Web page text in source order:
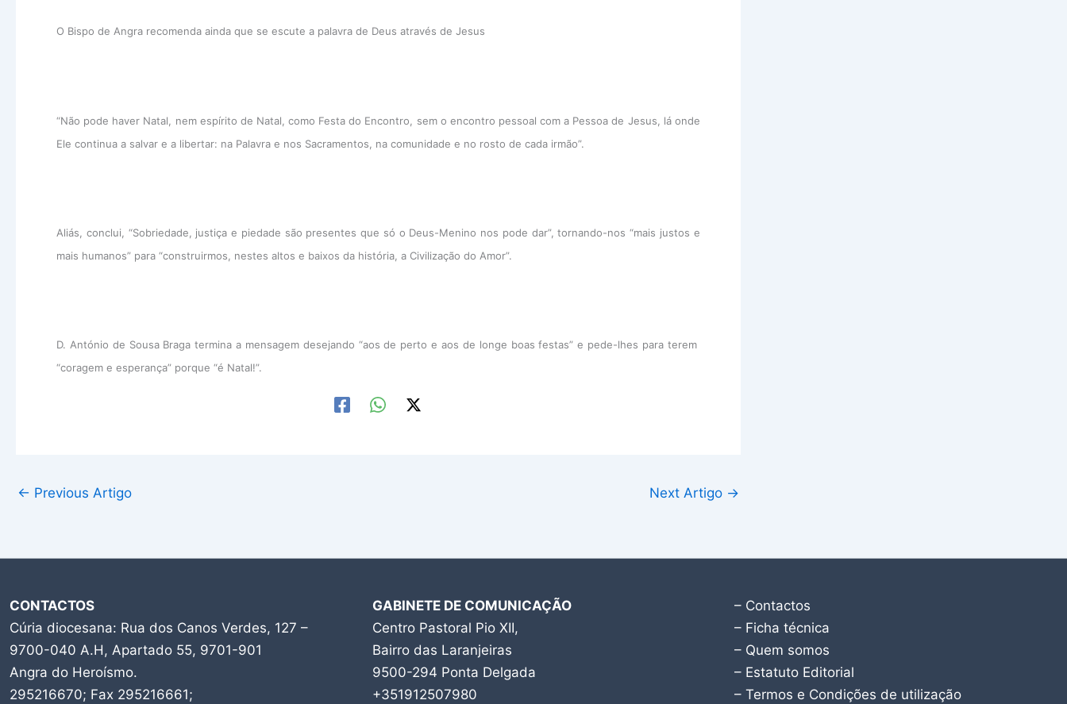
O Bispo de Angra recomenda ainda que se escute a palavra de Deus através de Jesus
“Não pode haver Natal, nem espírito de Natal, como Festa do Encontro, sem o encontro pessoal com a Pessoa de Jesus, lá onde
Ele continua a salvar e a libertar: na Palavra e nos Sacramentos, na comunidade e no rosto de cada irmão”.
Aliás, conclui, “Sobriedade, justiça e piedade são presentes que só o Deus-Menino nos pode dar”, tornando-nos “mais justos e
mais humanos” para “construirmos, nestes altos e baixos da história, a Civilização do Amor”.
D. António de Sousa Braga termina a mensagem desejando “aos de perto e aos de longe boas festas” e pede-lhes para terem
“coragem e esperança” porque “é Natal!”.
← Previous Artigo Next Artigo →
CONTACTOS
Cúria diocesana: Rua dos Canos Verdes, 127 –
9700-040 A.H, Apartado 55, 9701-901
Angra do Heroísmo.
295216670; Fax 295216661;
GABINETE DE COMUNICAÇÃO
Centro Pastoral Pio XII,
Bairro das Laranjeiras
9500-294 Ponta Delgada
+351912507980
– Contactos
– Ficha técnica
– Quem somos
– Estatuto Editorial
– Termos e Condições de utilização